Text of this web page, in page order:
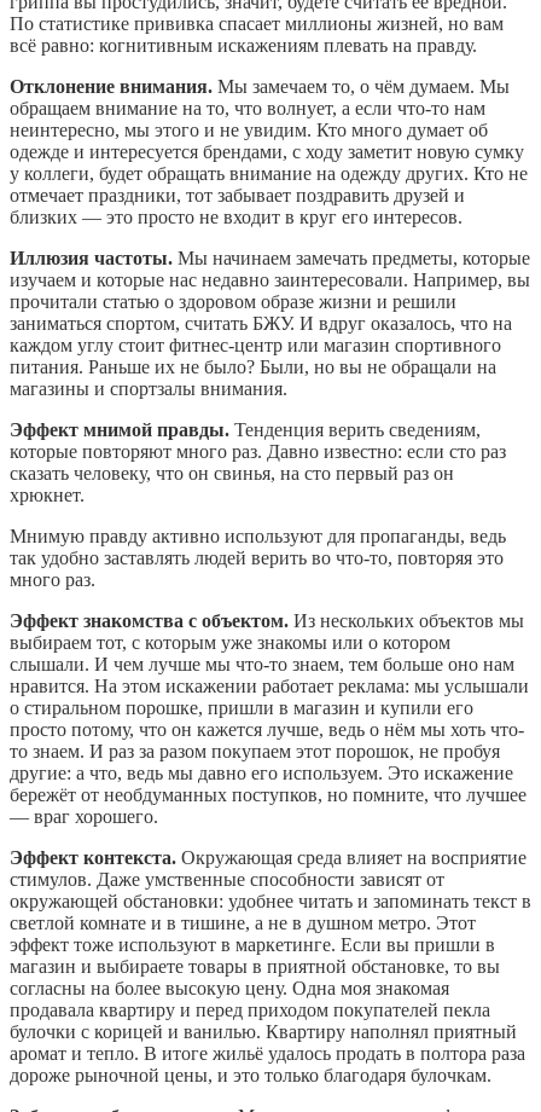
По статистике прививка спасает миллионы жизней, но вам
всё равно: когнитивным искажениям плевать на правду.
Отклонение внимания. Мы замечаем то, о чём думаем. Мы
обращаем внимание на то, что волнует, а если что-то нам
неинтересно, мы этого и не увидим. Кто много думает об
одежде и интересуется брендами, с ходу заметит новую сумку
у коллеги, будет обращать внимание на одежду других. Кто не
отмечает праздники, тот забывает поздравить друзей и
близких — это просто не входит в круг его интересов.
Иллюзия частоты. Мы начинаем замечать предметы, которые
изучаем и которые нас недавно заинтересовали. Например, вы
прочитали статью о здоровом образе жизни и решили
заниматься спортом, считать БЖУ. И вдруг оказалось, что на
каждом углу стоит фитнес-центр или магазин спортивного
питания. Раньше их не было? Были, но вы не обращали на
магазины и спортзалы внимания.
Эффект мнимой правды. Тенденция верить сведениям,
которые повторяют много раз. Давно известно: если сто раз
сказать человеку, что он свинья, на сто первый раз он
хрюкнет.
Мнимую правду активно используют для пропаганды, ведь
так удобно заставлять людей верить во что-то, повторяя это
много раз.
Эффект знакомства с объектом. Из нескольких объектов мы
выбираем тот, с которым уже знакомы или о котором
слышали. И чем лучше мы что-то знаем, тем больше оно нам
нравится. На этом искажении работает реклама: мы услышали
о стиральном порошке, пришли в магазин и купили его
просто потому, что он кажется лучше, ведь о нём мы хоть что-
то знаем. И раз за разом покупаем этот порошок, не пробуя
другие: а что, ведь мы давно его используем. Это искажение
бережёт от необдуманных поступков, но помните, что лучшее
— враг хорошего.
Эффект контекста. Окружающая среда влияет на восприятие
стимулов. Даже умственные способности зависят от
окружающей обстановки: удобнее читать и запоминать текст в
светлой комнате и в тишине, а не в душном метро. Этот
эффект тоже используют в маркетинге. Если вы пришли в
магазин и выбираете товары в приятной обстановке, то вы
согласны на более высокую цену. Одна моя знакомая
продавала квартиру и перед приходом покупателей пекла
булочки с корицей и ванилью. Квартиру наполнял приятный
аромат и тепло. В итоге жильё удалось продать в полтора раза
дороже рыночной цены, и это только благодаря булочкам.